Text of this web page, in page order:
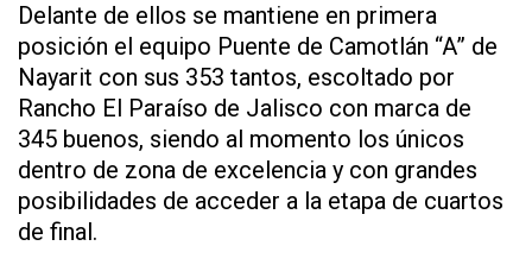
Delante de ellos se mantiene en primera
posición el equipo Puente de Camotlán “A” de
Nayarit con sus 353 tantos, escoltado por
Rancho El Paraíso de Jalisco con marca de
345 buenos, siendo al momento los únicos
dentro de zona de excelencia y con grandes
posibilidades de acceder a la etapa de cuartos
de final.